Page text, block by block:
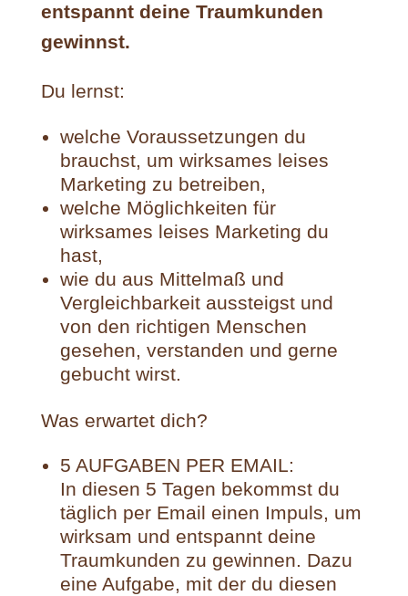
entspannt deine Traumkunden
gewinnst.
Du lernst:
welche Voraussetzungen du
brauchst, um wirksames leises
Marketing zu betreiben,
welche Möglichkeiten für
wirksames leises Marketing du
hast,
wie du aus Mittelmaß und
Vergleichbarkeit aussteigst und
von den richtigen Menschen
gesehen, verstanden und gerne
gebucht wirst.
Was erwartet dich?
5 AUFGABEN PER EMAIL:
In diesen 5 Tagen bekommst du
täglich per Email einen Impuls, um
wirksam und entspannt deine
Traumkunden zu gewinnen. Dazu
eine Aufgabe, mit der du diesen